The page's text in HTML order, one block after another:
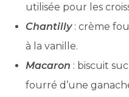
utilisée pour les
Chantilly: crème
à la vanille.
Macaron : biscuit
fourré d’une